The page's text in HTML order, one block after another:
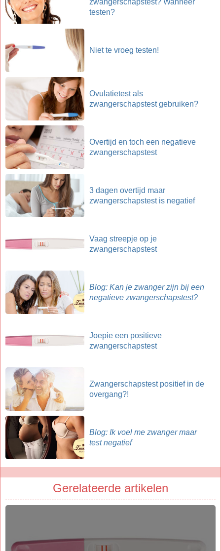
zwangerschapstest? Wanneer
testen?
Niet te vroeg testen!
Ovulatietest als
zwangerschapstest gebruiken?
Overtijd en toch een negatieve
zwangerschapstest
3 dagen overtijd maar
zwangerschapstest is negatief
Vaag streepje op je
zwangerschapstest
Blog: Kan je zwanger zijn bij een
negatieve zwangerschapstest?
Joepie een positieve
zwangerschapstest
Zwangerschapstest positief in de
overgang?!
Blog: Ik voel me zwanger maar
test negatief
Gerelateerde artikelen